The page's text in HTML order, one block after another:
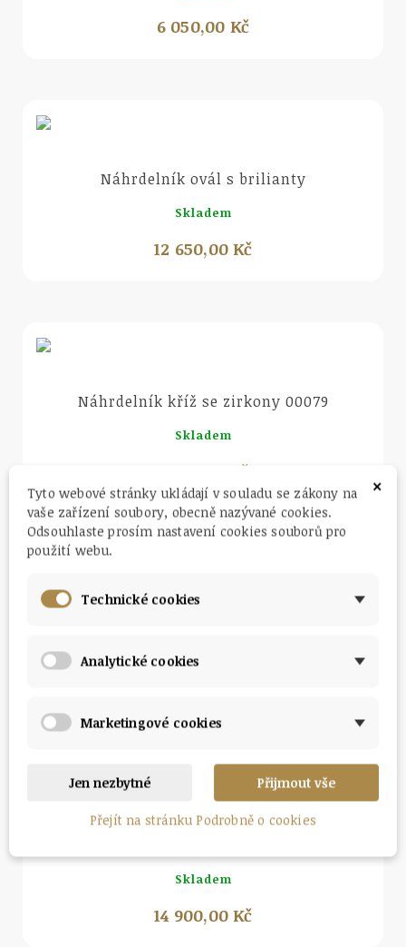
6 050,00 Kč
Náhrdelník ovál s brilianty
Skladem
12 650,00 Kč
Náhrdelník kříž se zirkony 00079
Skladem
9 450,00 Kč
Skladem
Skladem
14 900,00 Kč
×
Tyto webové stránky ukládají v souladu se zákony na
vaše zařízení soubory, obecně nazývané cookies.
Odsouhlaste prosím nastavení cookies souborů pro
použití webu.
Technické cookies
Analytické cookies
Marketingové cookies
Jen nezbytné Přijmout vše
Přejít na stránku Podrobně o cookies